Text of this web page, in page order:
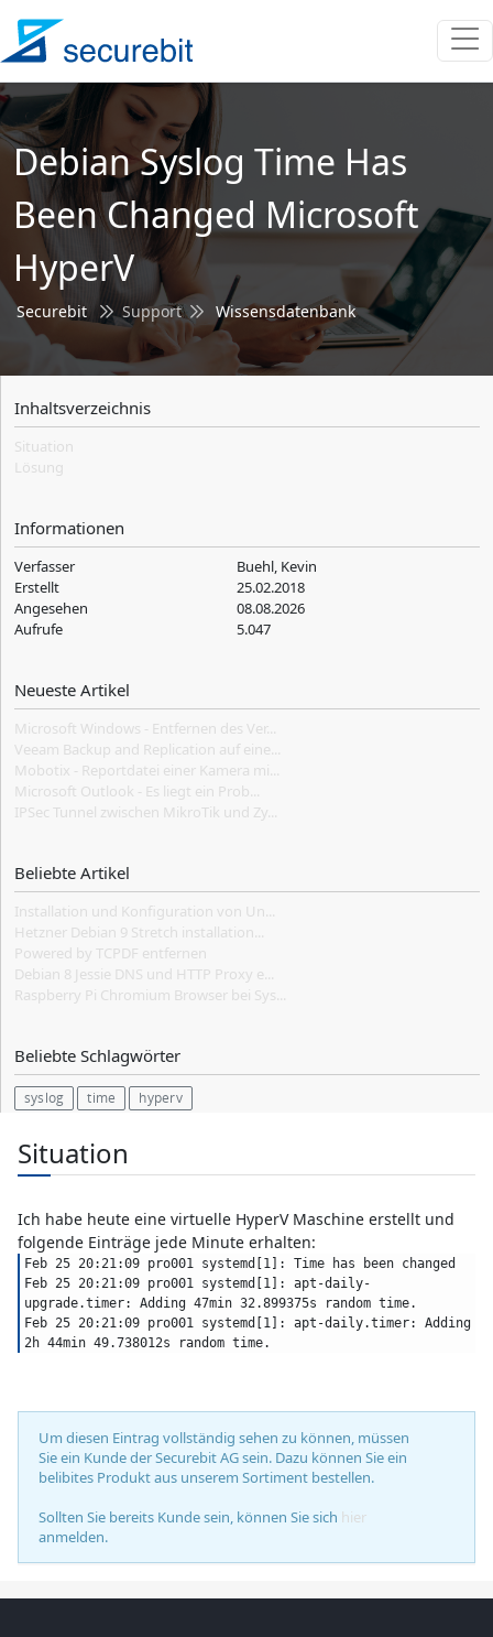
Debian Syslog Time Has
Been Changed Microsoft
HyperV
Securebit Support Wissensdatenbank
Inhaltsverzeichnis
Situation
Lösung
Informationen
Verfasser
Buehl, Kevin
Erstellt
25.02.2018
Angesehen
08.08.2026
Aufrufe
5.047
Neueste Artikel
Microsoft Windows - Entfernen des Ver...
Veeam Backup and Replication auf eine...
Mobotix - Reportdatei einer Kamera mi...
Microsoft Outlook - Es liegt ein Prob...
IPSec Tunnel zwischen MikroTik und Zy...
Beliebte Artikel
Installation und Konfiguration von Un...
Hetzner Debian 9 Stretch installation...
Powered by TCPDF entfernen
Debian 8 Jessie DNS und HTTP Proxy e...
Raspberry Pi Chromium Browser bei Sys...
Beliebte Schlagwörter
syslog time hyperv
Situation
Ich habe heute eine virtuelle HyperV Maschine erstellt und
folgende Einträge jede Minute erhalten:
Feb 25 20:21:09 pro001 systemd[1]: Time has been changed
Feb 25 20:21:09 pro001 systemd[1]: apt-daily-
upgrade.timer: Adding 47min 32.899375s random time.
Feb 25 20:21:09 pro001 systemd[1]: apt-daily.timer: Adding
2h 44min 49.738012s random time.
Um diesen Eintrag vollständig sehen zu können, müssen
Sie ein Kunde der Securebit AG sein. Dazu können Sie ein
belibites Produkt aus unserem Sortiment bestellen.
Sollten Sie bereits Kunde sein, können Sie sich hier
anmelden.